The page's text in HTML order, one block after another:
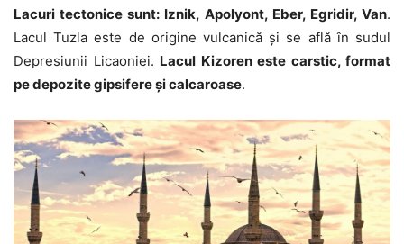
Lacuri tectonice sunt: Iznik, Apolyont, Eber, Egridir, Van.
Lacul Tuzla este de origine vulcanică și se află în sudul
Depresiunii Licaoniei. Lacul Kizoren este carstic, format
pe depozite gipsifere și calcaroase.